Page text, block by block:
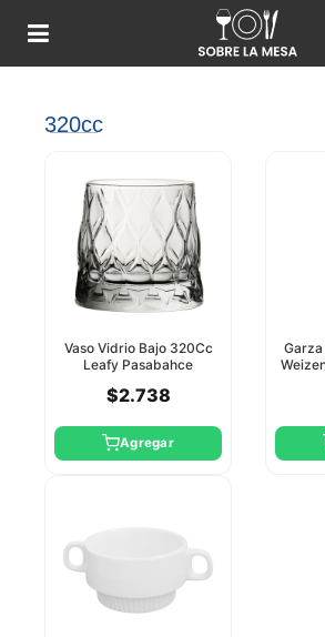
320cc
Vaso Vidrio Bajo 320Cc
Leafy Pasabahce
$2.738
Agregar